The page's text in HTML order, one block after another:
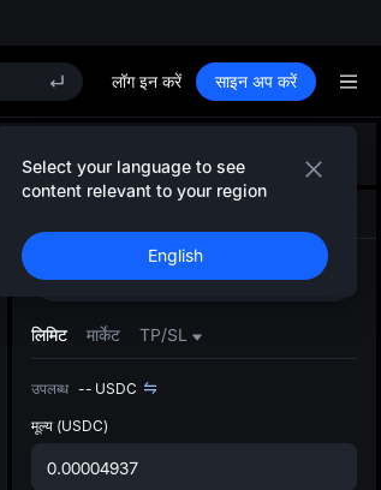
Now Live
Now Live
लॉग इन करें साइन अप करें
Select your language to see
content relevant to your region
English
खरीदें बेचें
लिमिट मार्केट TP/SL
उपलब्ध -- USDC
मूल्य (USDC)